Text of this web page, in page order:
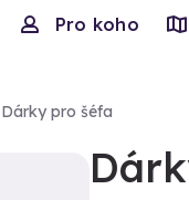
Pro koho
Dárky pro šéfa